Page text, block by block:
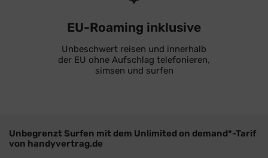
EU-Roaming inklusive
Unbeschwert reisen und innerhalb
der EU ohne Aufschlag telefonieren,
simsen und surfen
Unbegrenzt Surfen mit dem Unlimited on demand*-Tarif
von handyvertrag.de